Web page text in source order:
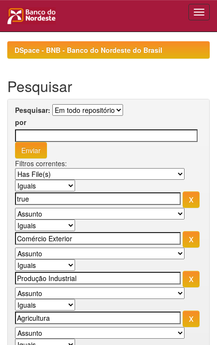
navigationDSpace - BNB - Banco do Nordeste do Brasil
Pesquisar
Pesquisar:
por
Filtros correntes: